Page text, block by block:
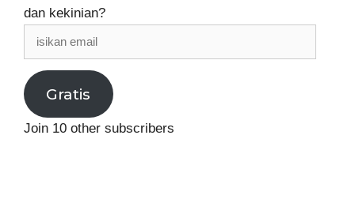
dan kekinian?
isikan
email
Gratis
Join 10 other subscribers